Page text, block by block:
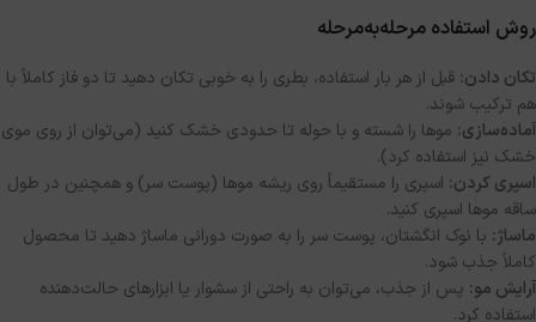
روش استفاده مرحله‌به‌مرحله
تکان دادن: قبل از هر بار استفاده، بطری را به خوبی تکان دهید تا دو فاز کاملاً با
هم ترکیب شوند.
آماده‌سازی: موها را شسته و با حوله تا حدودی خشک کنید (می‌توان از روی موی
خشک نیز استفاده کرد).
اسپری کردن: اسپری را مستقیماً روی ریشه موها (پوست سر) و همچنین در طول
ساقه موها اسپری کنید.
ماساژ: با نوک انگشتان، پوست سر را به صورت دورانی ماساژ دهید تا محصول
کاملاً جذب شود.
آرایش مو: پس از جذب، می‌توان به راحتی از سشوار یا ابزارهای حالت‌دهنده
استفاده کرد.